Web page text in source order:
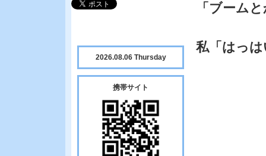
「ブーム
私「はっ
2026.08.06 Thursday
携帯サイト